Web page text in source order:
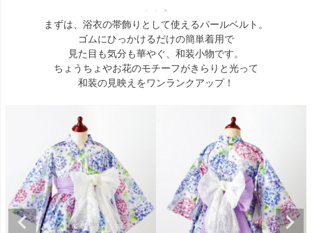
まずは、浴衣の帯飾りとして使えるパールベルト。
ゴムにひっかけるだけの簡単着用で
見た目も気分も華やぐ、和装小物です。
ちょうちょやお花のモチーフがきらりと光って
和装の見映えをワンランクアップ！